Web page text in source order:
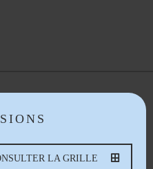
LA GRILLE